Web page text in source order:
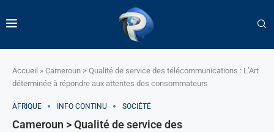
Accueil » Cameroun > Qualité de service des télécommunications : L’Art
déterminée à répondre aux attentes des consommateurs
AFRIQUE INFO CONTINU SOCIÉTÉ
Cameroun > Qualité de service des